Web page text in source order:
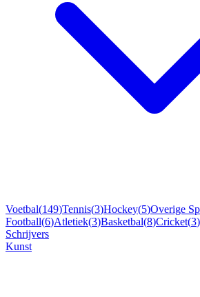
Voetbal(149)Tennis(3)Hockey(5)Overige
Football(6)Atletiek(3)Basketbal(8)Cricket(3)
Schrijvers
Kunst